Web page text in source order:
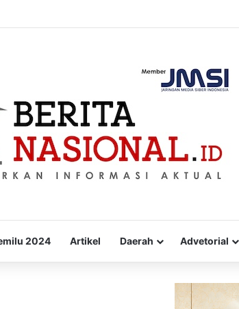
Pemulihan Ekosistem Pesisir
2024 Artikel Daerah Advetorial